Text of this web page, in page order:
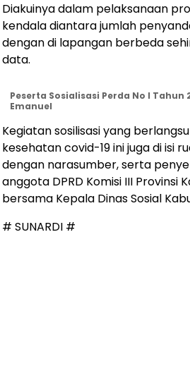
Diakuinya dalam pelaksanaan
kendala diantara jumlah
dengan di lapangan berbeda
data.
Peserta Sosialisasi Perda No I Tahun
Emanuel
Kegiatan sosilisasi yang
kesehatan covid-19 ini juga di isi
dengan narasumber, serta
anggota DPRD Komisi III Provinsi
bersama Kepala Dinas Sosial
# SUNARDI #